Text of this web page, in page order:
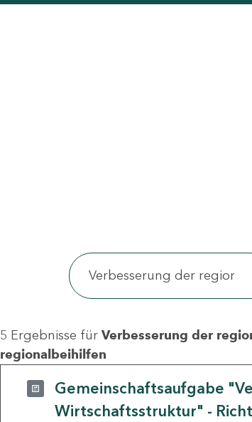
5 Ergebnisse für Verbesserung der
regionalbeihilfen
Gemeinschaftsaufgabe
Wirtschaftsstruktur" -